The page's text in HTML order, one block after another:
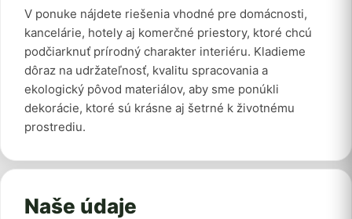
V ponuke nájdete riešenia vhodné pre domácnosti,
kancelárie, hotely aj komerčné priestory, ktoré chcú
podčiarknuť prírodný charakter interiéru. Kladieme
dôraz na udržateľnosť, kvalitu spracovania a
ekologický pôvod materiálov, aby sme ponúkli
dekorácie, ktoré sú krásne aj šetrné k životnému
prostrediu.
Naše údaje